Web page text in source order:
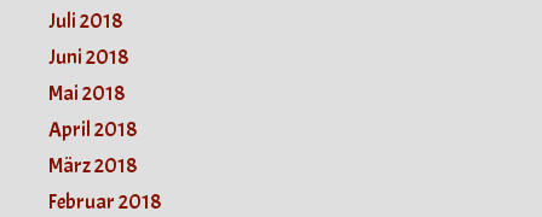
Juli 2018
Juni 2018
Mai 2018
April 2018
März 2018
Februar 2018